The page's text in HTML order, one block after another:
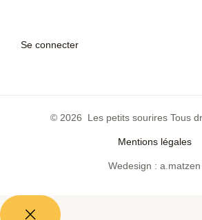
Se connecter
© 2026 Les petits sourires Tous
Mentions légales
Wedesign : a.matzen